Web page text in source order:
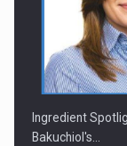
Ingredient
Bakuchiol's…